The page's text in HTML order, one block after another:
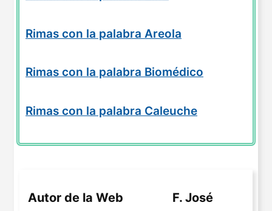
Rimas con la palabra Areola
Rimas con la palabra Biomédico
Rimas con la palabra Caleuche
Autor de la Web F. José